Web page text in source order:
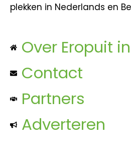
plekken in Nederlands en
Over Eropuit
Contact
Partners
Adverteren